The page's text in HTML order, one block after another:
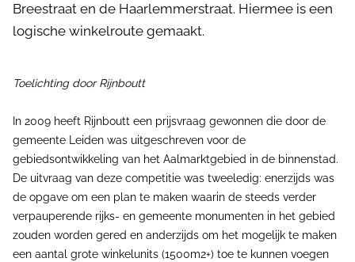
Breestraat en de Haarlemmerstraat. Hiermee is een
logische winkelroute gemaakt.
Toelichting door Rijnboutt
In 2009 heeft Rijnboutt een prijsvraag gewonnen die door de
gemeente Leiden was uitgeschreven voor de
gebiedsontwikkeling van het Aalmarktgebied in de binnenstad.
De uitvraag van deze competitie was tweeledig: enerzijds was
de opgave om een plan te maken waarin de steeds verder
verpauperende rijks- en gemeente monumenten in het gebied
zouden worden gered en anderzijds om het mogelijk te maken
een aantal grote winkelunits (1500m2+) toe te kunnen voegen